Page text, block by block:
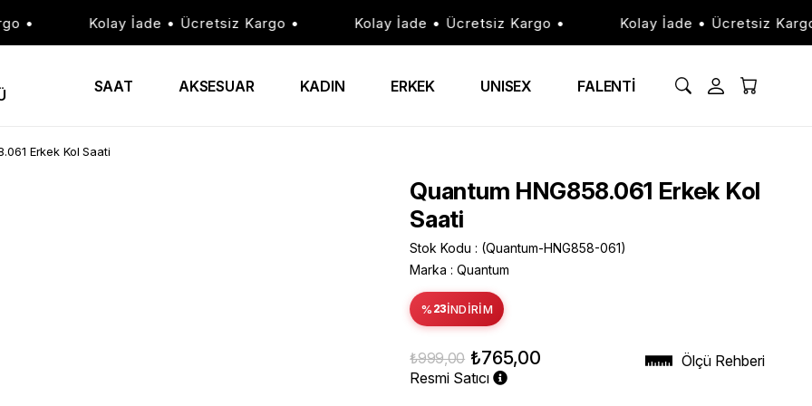
Kolay İade • Ücretsiz Kargo • Kolay İade • Ücretsiz Kargo • Kolay İade • Ücretsiz Kargo •
SAAT AKSESUAR KADIN ERKEK UNISEX FALENTİ
Erkek Kol Saati
Quantum HNG858.061 Erkek Kol
Saati
Stok Kodu
(Quantum-HNG858-061)
Marka : Quantum
% 23İNDIRIM
₺999,00 ₺765,00
Resmi Satıcı
Ölçü Rehberi